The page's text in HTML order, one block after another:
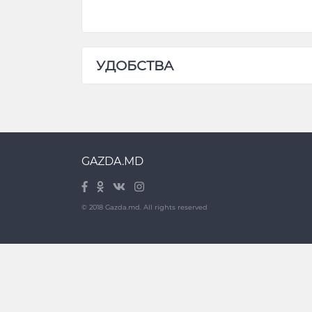
УДОБСТВА
GAZDA.MD
© 2018 Gazda.md. All rights reserved